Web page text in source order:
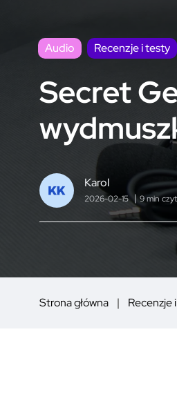
Audio Recenzje i testy
Secret
Karol
2026-02-15 9 min
Strona główna Recenzje